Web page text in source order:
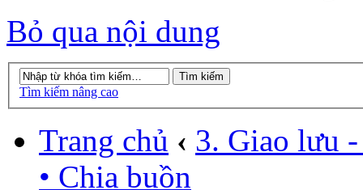
Bỏ qua nội dung
Tìm kiếm nâng cao
Trang chủ ‹ 3. Giao lưu
• Chia buồn